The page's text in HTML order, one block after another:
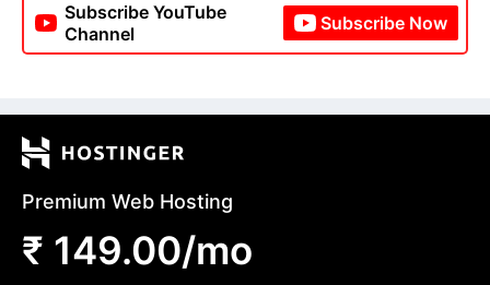
Subscribe YouTube
Channel
Subscribe Now
Premium Web Hosting
₹ 149.00/mo